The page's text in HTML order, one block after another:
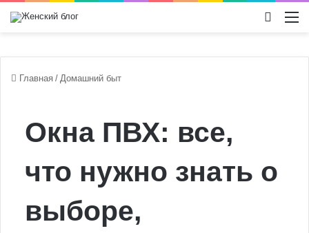
Главная / Домашний быт
Окна ПВХ: все,
что нужно знать о
выборе,